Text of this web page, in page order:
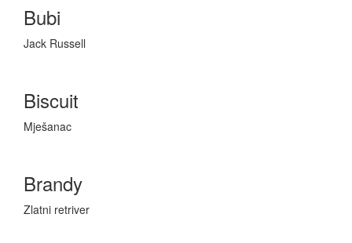
Bubi
Jack Russell
Biscuit
Mješanac
Brandy
Zlatni retriver